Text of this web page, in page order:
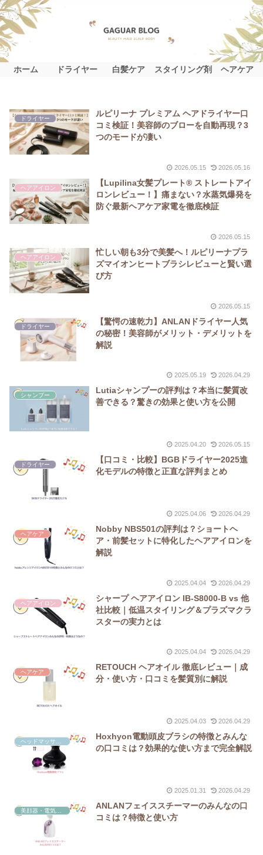
ホーム ドライヤー 白髪ケア スタイリング剤 ヘアケア
ドライヤー
ルピリーナ プレミアム ヘアドライヤー口
コミ検証！美容師のブローを自動再現？3
つのモードが凄い
2026.05.15 2026.05.16
ヘアアイロン
【Lupilina女髪プレート® ストレートアイ
ロンレビュー！】痛まない？水蒸気爆発を
防ぐ最新ヘアケア家電を徹底検証
2026.05.15
ヘアアイロン
忙しい朝も3分で美髪へ！ルピリーナプラ
ズマイオンヒートブラシレビューと賢い選
び方
2026.05.15
ドライヤー
【驚愕の速乾力】ANLANドライヤー人気
の秘密！美容師がメリット・デメリットを
解説
2025.05.19 2026.04.29
シャンプー
Lutiaシャンプーの評判は？本当に髪質改
善できる？驚きの効果と使い方を公開
2025.04.20 2026.05.15
ドライヤー
【口コミ・比較】BGBドライヤー2025進
化モデルの特徴と正直な評判まとめ
2025.04.06 2026.04.29
ヘアケア
Nobby NBS501の評判は？ショートヘ
ア・前髪セットに特化したヘアアイロンを
解説
2025.04.04 2026.04.29
ヘアアイロン
シャープ ヘアアイロン IB-S8000-B vs 他
社比較｜低温スタイリング＆プラズマクラ
スターの実力とは
2025.04.04 2026.04.29
ヘアケア
RETOUCH ヘアオイル 徹底レビュー｜成
分・使い方・口コミを髪質別に解説
2025.04.03 2026.04.29
Hoxhyon電動頭皮ブラシの特徴とみんな
の口コミは？効果的な使い方まで完全解説
2025.01.31 2026.04.29
ANLANフェイススチーマーのみんなの口
コミは？特徴と使い方